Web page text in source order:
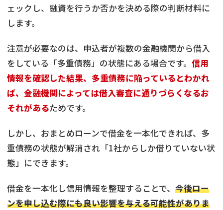
ェックし、融資を行うか否かを決める際の判断材料に
します。
注意が必要なのは、申込者が複数の金融機関から借入
をしている「多重債務」の状態にある場合です。 信用
情報を確認した結果、多重債務に陥っているとわかれ
ば、金融機関によっては借入審査に通りづらくなるお
それがあるためです。
しかし、おまとめローンで借金を一本化できれば、多
重債務の状態が解消され「1社からしか借りていない状
態」にできます。
借金を一本化し信用情報を整理することで、 今後ロー
ンを申し込む際にも良い影響を与える可能性がありま